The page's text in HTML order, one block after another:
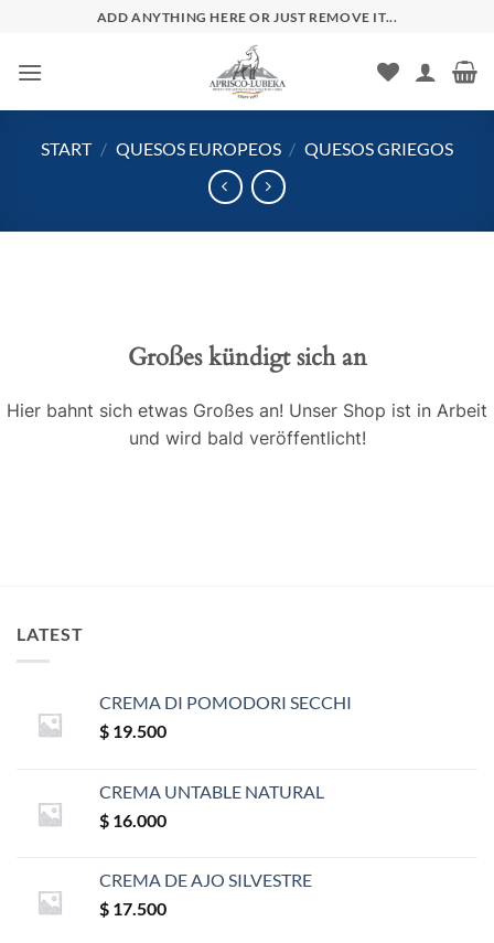
springen
ADD ANYTHING HERE OR JUST REMOVE IT...
START / QUESOS EUROPEOS / QUESOS GRIEGOS
Großes kündigt sich an
Hier bahnt sich etwas Großes an! Unser Shop ist in Arbeit
und wird bald veröffentlicht!
LATEST
CREMA DI POMODORI SECCHI
$ 19.500
CREMA UNTABLE NATURAL
$ 16.000
CREMA DE AJO SILVESTRE
$ 17.500